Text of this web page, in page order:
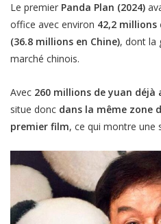
Le premier Panda Plan (2024)
office avec environ 42,2 millions
(36.8 millions en Chine), dont la
marché chinois.
Avec 260 millions de yuan déjà
situe donc dans la même zone
premier film, ce qui montre une